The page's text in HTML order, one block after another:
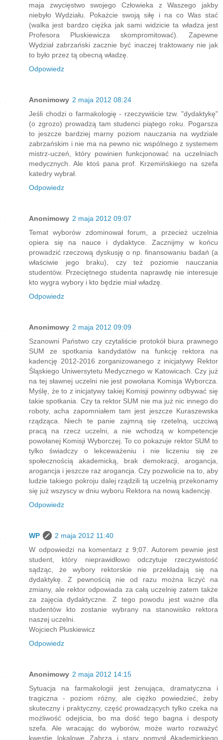
maja zwycięstwo swojego Człowieka z Waszego jakby
niebyło Wydziału. Pokażcie swoją siłę i na co Was stać
(walka jest bardzo ciężka jak sami widzicie ta władza jest
Profesora Pluskiewicza skompromitować). Zapewne
Wydział zabrzański zacznie być inaczej traktowany nie jak
to było przez tą obecną władzę.
Odpowiedz
Anonimowy 2 maja 2012 08:24
Jeśli chodzi o farmakologię - rzeczywiście tzw. "dydaktykę"
(o zgrozo) prowadzą tam studenci piątego roku. Pogarsza
to jeszcze bardziej marny poziom nauczania na wydziale
zabrzańskim i nie ma na pewno nic wspólnego z systemem
mistrz-uczeń, który powinien funkcjonować na uczelniach
medycznych. Ale ktoś pana prof. Krzemińskiego na szefa
katedry wybrał.
Odpowiedz
Anonimowy 2 maja 2012 09:07
Temat wyborów zdominował forum, a przecież uczelnia
opiera się na nauce i dydaktyce. Zacznijmy w końcu
prowadzić rzeczową dyskusję o np. finansowaniu badań (a
właściwie jego braku), czy też poziomie nauczania
studentów. Przeciętnego studenta naprawdę nie interesuje
kto wygra wybory i kto będzie miał władzę.
Odpowiedz
Anonimowy 2 maja 2012 09:09
Szanowni Państwo czy czytaliście protokół biura prawnego
SUM ze spotkania kandydatów na funkcję rektora na
kadencję 2012-2016 zorganizowanego z inicjatywy Rektor
Śląskiego Uniwersytetu Medycznego w Katowicach. Czy już
na tej sławnej uczelni nie jest powołana Komisja Wyborcza.
Myślę, że to z inicjatywy takiej Komisji powinny odbywać się
takie spotkania. Czy ta rektor SUM nie ma już nic innego do
roboty, acha zapomniałem tam jest jeszcze Kuraszewska
rządząca. Niech te panie zajmną się rzetelną, uczciwą
pracą na rzecz uczelni, a nie wchodzą w kompetencje
powołanej Komisji Wyborczej. To co pokazuje rektor SUM to
tylko świadczy o lekceważeniu i nie liczeniu się ze
społecznością akademicką, brak demokracji, arogancja,
arogancja i jeszcze raz arogancja. Czy pozwolicie na to, aby
ludzie takiego pokroju dalej rządzili tą uczelnią przekonamy
się już wszyscy w dniu wyboru Rektora na nową kadencję.
Odpowiedz
WP
2 maja 2012 11:40
W odpowiedzi na komentarz z 9;07. Autorem pewnie jest
student, który nieprawidłowo odczytuje rzeczywistość
sądząc, że wybory rektorskie nie przekładają się na
dydaktykę. Z pewnością nie od razu można liczyć na
zmiany, ale rektor odpowiada za całą uczelnię zatem także
za zajęcia dydaktyczne. Z tego powodu jest ważne dla
studentów kto zostanie wybrany na stanowisko rektora
naszej uczelni.
Wojciech Pluskiewicz
Odpowiedz
Anonimowy 2 maja 2012 14:15
Sytuacja na farmakologii jest żenująca, dramatyczna i
tragiczna - poziom różny, ale ciężko powiedzieć, żeby
skuteczny i praktyczny, część prowadzących tylko czeka na
możliwość odejścia, bo ma dość tego bagna i despoty
szefa. Ale wracając do wyborów, może warto rozważyć
kwestie lokalowe Zabrza i stary pomysł Akademickiego